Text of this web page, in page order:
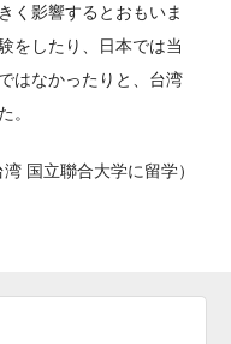
く影響するとおもいま
をしたり、日本では当
はなかったりと、台湾
。
国立聯合大学に留学）